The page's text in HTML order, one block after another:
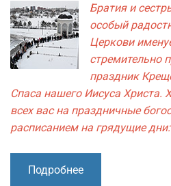
Братия и
особый
Церкови
стремительно
праздник
Спаса нашего Иисуса Христа.
всех вас на праздничные
расписанием на грядущие дни:
Подробнее